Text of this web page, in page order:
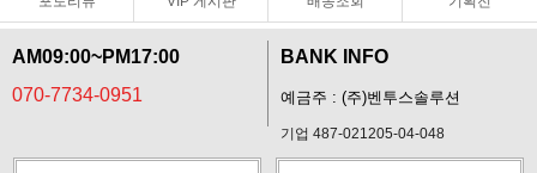
AM09:00~PM17:00
070-7734-0951
BANK INFO
예금주 : (주)벤투스솔루션
기업 487-021205-04-048